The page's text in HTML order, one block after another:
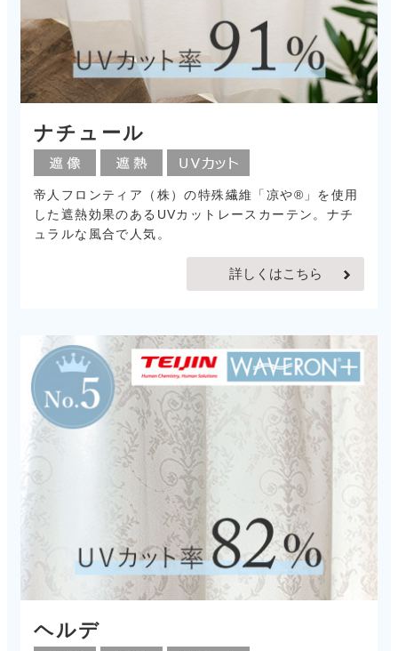
ナチュール
帝人フロンティア（株）の特殊繊維「凉や®」を使用
した遮熱効果のあるUVカットレースカーテン。ナチ
ュラルな風合で人気。
詳しくはこちら
ヘルデ